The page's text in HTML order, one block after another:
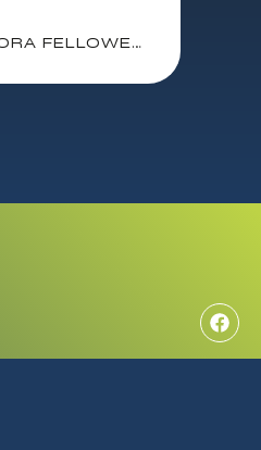
DESTRUCTORA FELLOWES 100M AUTOMATICA / CORTE MINI PARTICULAS 4X10 / NIVEL SEGURIDAD P-4 / 23 LITROS / P/N: 4629201